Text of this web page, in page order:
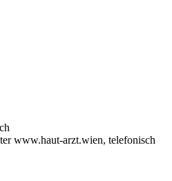
www.haut-arzt.wien, telefonisch